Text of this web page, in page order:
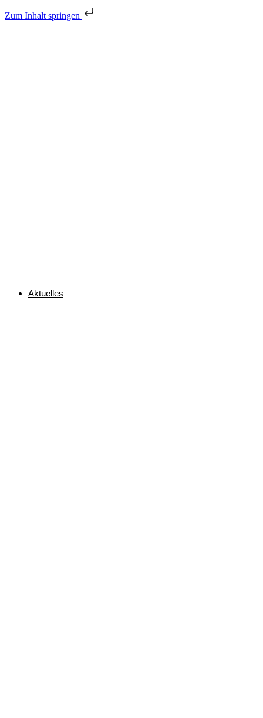
Zum Inhalt springen
Aktuelles